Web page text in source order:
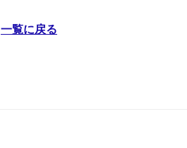
一覧に戻る